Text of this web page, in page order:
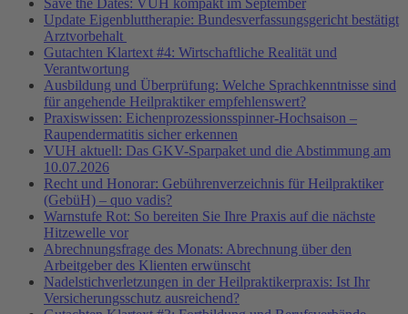
Save the Dates: VUH kompakt im September
Update Eigenbluttherapie: Bundesverfassungsgericht bestätigt
Arztvorbehalt
Gutachten Klartext #4: Wirtschaftliche Realität und
Verantwortung
Ausbildung und Überprüfung: Welche Sprachkenntnisse sind
für angehende Heilpraktiker empfehlenswert?
Praxiswissen: Eichenprozessionsspinner-Hochsaison –
Raupendermatitis sicher erkennen
VUH aktuell: Das GKV-Sparpaket und die Abstimmung am
10.07.2026
Recht und Honorar: Gebührenverzeichnis für Heilpraktiker
(GebüH) – quo vadis?
Warnstufe Rot: So bereiten Sie Ihre Praxis auf die nächste
Hitzewelle vor
Abrechnungsfrage des Monats: Abrechnung über den
Arbeitgeber des Klienten erwünscht
Nadelstichverletzungen in der Heilpraktikerpraxis: Ist Ihr
Versicherungsschutz ausreichend?